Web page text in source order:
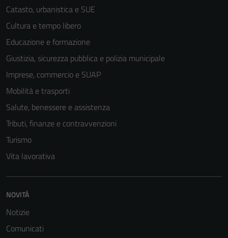
Catasto, urbanistica e SUE
Cultura e tempo libero
Educazione e formazione
Giustizia, sicurezza pubblica e polizia municipale
Imprese, commercio e SUAP
Mobilità e trasporti
Salute, benessere e assistenza
Tributi, finanze e contravvenzioni
Turismo
Vita lavorativa
NOVITÀ
Notizie
Comunicati
Tecnici